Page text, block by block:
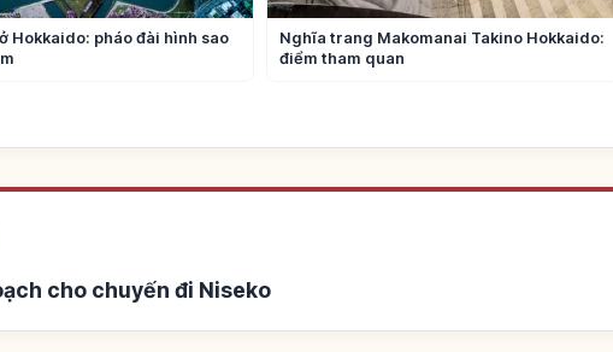
Hokkaido: pháo đài hình sao
Nghĩa trang Makomanai Takino Hokkaido:
điểm tham quan
cho chuyến đi Niseko